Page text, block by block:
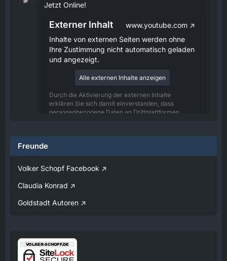
Jetzt Online!
Externer Inhalt
www.youtube.com
Inhalte von externen Seiten werden ohne
Ihre Zustimmung nicht automatisch geladen
und angezeigt.
Alle externen Inhalte anzeigen
Durch die Aktivierung der externen Inhalte
erklären Sie sich damit einverstanden, dass
personenbezogene Daten an Drittplattformen
Verfügung gestellt.
08:25
Jetzt Online!
Externer Inhalt
und angezeigt.
Freunde
Volker Schopf Facebook
Claudia Konrad
Goldstadt Autoren